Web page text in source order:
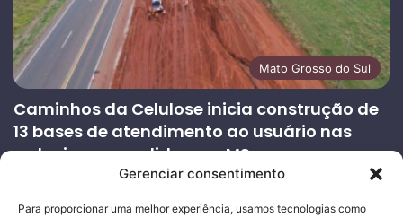
Gerenciar consentimento
Para proporcionar uma melhor experiência, usamos tecnologias como
Mato Grosso do Sul
Caminhos da Celulose inicia construção de
13 bases de atendimento ao usuário nas
rodovias concedidas em MS
PáginaPróxima